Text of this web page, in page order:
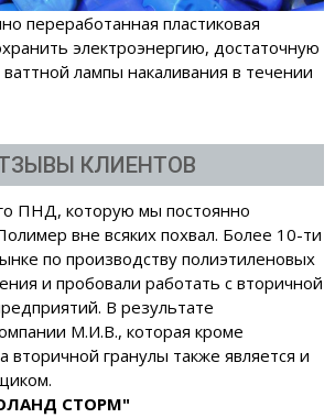
переработанная пластиковая
электроэнергию, достаточную
лампы накаливания в течении
КЛИЕНТОВ
ПНД, которую мы постоянно
вне всяких похвал. Более 10-ти
по производству полиэтиленовых
и пробовали работать с вторичной
В результате
М.И.В., которая кроме
вторичной гранулы также является и
СТОРМ"